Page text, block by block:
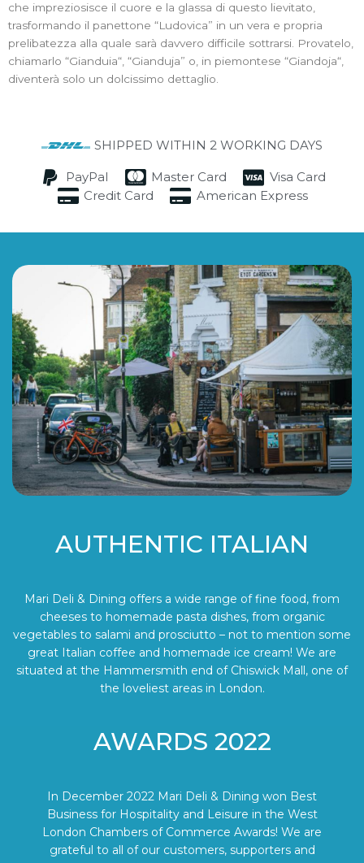
che impreziosisce il cuore e la glassa di questo lievitato,
trasformando il panettone “Ludovica” in un vera e propria
prelibatezza alla quale sarà davvero difficile sottrarsi. Provatelo,
chiamarlo “Gianduia“, “Gianduja” o, in piemontese “Giandoja“,
diventerà solo un dolcissimo dettaglio.
SHIPPED WITHIN 2 WORKING DAYS
PayPal Master Card
Visa Card
Credit Card
American Express
AUTHENTIC ITALIAN
Mari Deli & Dining offers a wide range of fine food, from
cheeses to homemade pasta dishes, from organic
vegetables to salami and prosciutto – not to mention some
great Italian coffee and homemade ice cream! We are
situated at the Hammersmith end of Chiswick Mall, one of
the loveliest areas in London.
AWARDS 2022
In December 2022 Mari Deli & Dining won Best
Business for Hospitality and Leisure in the West
London Chambers of Commerce Awards! We are
grateful to all of our customers, supporters and